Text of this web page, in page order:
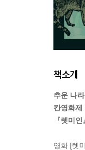
책소개
추운 나
칸영화제
『렛미
영화 [렛